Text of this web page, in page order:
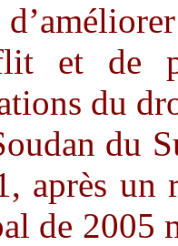
et de
du
du
après un
de 2005